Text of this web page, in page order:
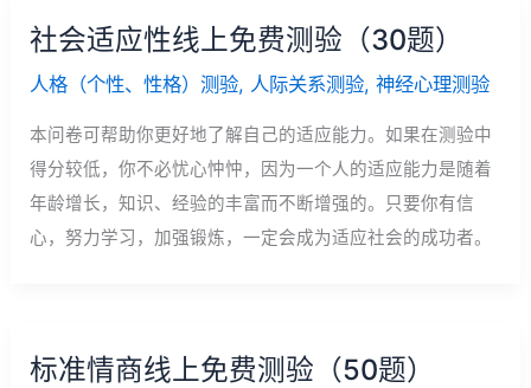
社会适应性线上免费测验（30题）
人格（个性、性格）测验, 人际关系测验,神经心理测验
本问卷可帮助你更好地了解自己的适应能力。如果在测验中
得分较低，你不必忧心忡忡，因为一个人的适应能力是随着
年龄增长，知识、经验的丰富而不断增强的。只要你有信
心，努力学习，加强锻炼，一定会成为适应社会的成功者。
标准情商线上免费测验（50题）